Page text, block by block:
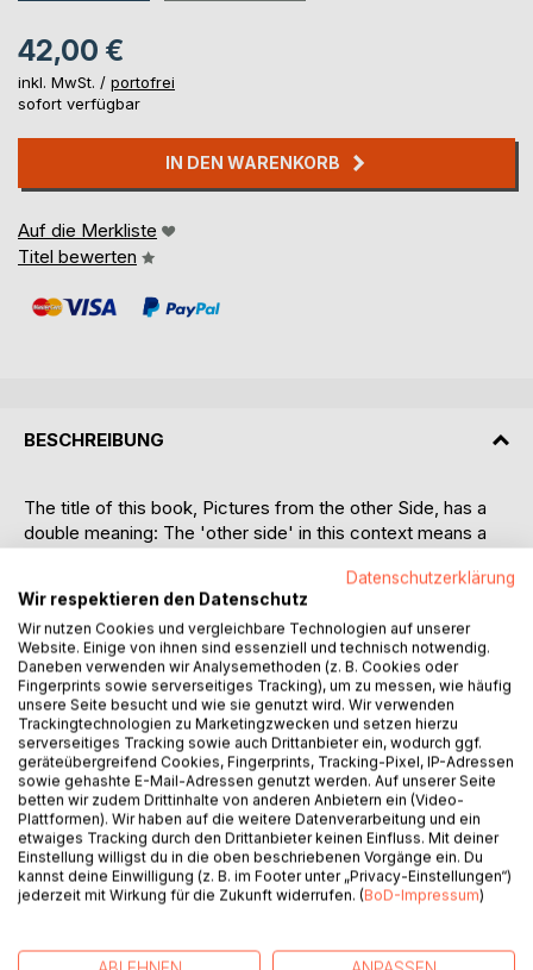
42,00 €
inkl. MwSt. / portofrei
sofort verfügbar
IN DEN WARENKORB
Auf die Merkliste
Titel bewerten
BESCHREIBUNG
The title of this book, Pictures from the other Side, has a
double meaning: The 'other side' in this context means a
outsider, a foreigner. The title page illustrates this 'other
side' with a wide street cutting through the city with the
curious face of a child on the opposite side. The second
meaning of 'other side' comes from the purpose of this
book which I put together with my friends in Europe in
mind.
The book shows Jakarta as it is. However, I have not
deliberately searched for the ugly corners, I have set out to
illustrate my world as it appears to me. Without question,
Indonesia has many beautiful sides which are worth to be
captured in images and shown to the world - and there are
other books which do this very well. This is my personal
view in black and white photography.
AUTOR/IN
Datenschutzerklärung
Wir respektieren den Datenschutz
Wir nutzen Cookies und vergleichbare Technologien auf unserer
Website. Einige von ihnen sind essenziell und technisch notwendig.
Daneben verwenden wir Analysemethoden (z. B. Cookies oder
Fingerprints sowie serverseitiges Tracking), um zu messen, wie häufig
unsere Seite besucht und wie sie genutzt wird. Wir verwenden
Trackingtechnologien zu Marketingzwecken und setzen hierzu
serverseitiges Tracking sowie auch Drittanbieter ein, wodurch ggf.
geräteübergreifend Cookies, Fingerprints, Tracking-Pixel, IP-Adressen
sowie gehashte E-Mail-Adressen genutzt werden. Auf unserer Seite
betten wir zudem Drittinhalte von anderen Anbietern ein (Video-
Plattformen). Wir haben auf die weitere Datenverarbeitung und ein
etwaiges Tracking durch den Drittanbieter keinen Einfluss. Mit deiner
Einstellung willigst du in die oben beschriebenen Vorgänge ein. Du
kannst deine Einwilligung (z. B. im Footer unter „Privacy-Einstellungen“)
jederzeit mit Wirkung für die Zukunft widerrufen. (BoD-Impressum)